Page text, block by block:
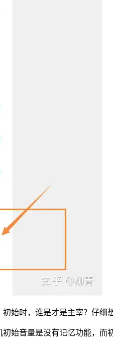
始时，谁是才是主宰？仔细
始音量是没有记忆功能，而